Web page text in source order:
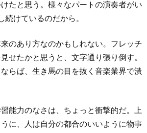
たと思う。様々なパートの演奏者がい
けているのだから。
のあり方なのかもしれない。フレッチ
せたかと思うと、文字通り張り倒す。
らば、生き馬の目を抜く音楽業界で潰
能力のなさは、ちょっと衝撃的だ。上
に、人は自分の都合のいいように物事